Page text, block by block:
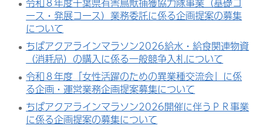
ース・発展コース）業務委託に係る企画提案の募集
について
ちばアクアラインマラソン2026給水・給食関連物資
（消耗品）の購入に係る一般競争入札について
令和８年度「女性活躍のための異業種交流会」に係
る企画・運営業務企画提案募集について
ちばアクアラインマラソン2026開催に伴うＰＲ事業
に係る企画提案の募集について